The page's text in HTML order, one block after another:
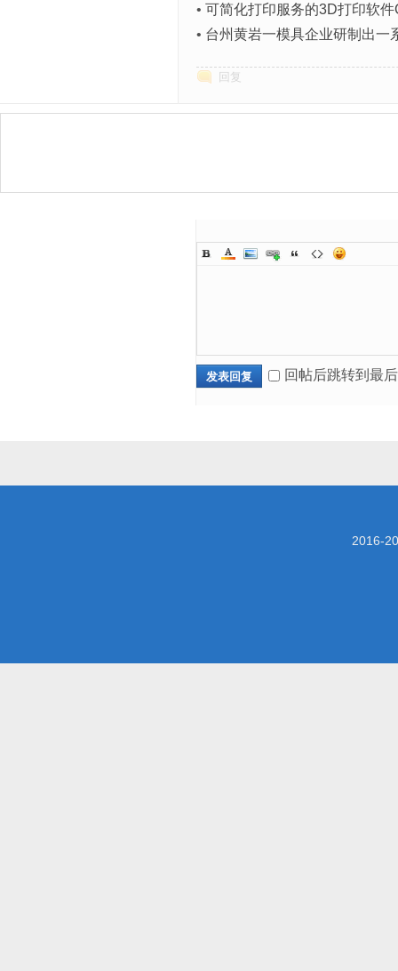
• 可简化打印服务的3D打印软
• 台州黄岩一模具企业研制出一
回复
发表回复 回帖后跳转到最
2016-